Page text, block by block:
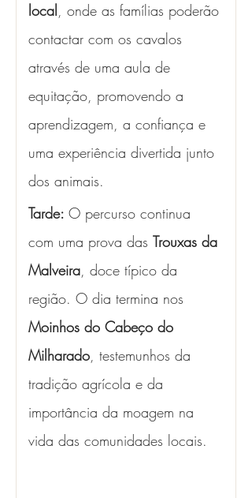
local, onde as famílias poderão
contactar com os cavalos
através de uma aula de
equitação, promovendo a
aprendizagem, a confiança e
uma experiência divertida junto
dos animais.
Tarde: O percurso continua
com uma prova das Trouxas da
Malveira, doce típico da
região. O dia termina nos
Moinhos do Cabeço do
Milharado, testemunhos da
tradição agrícola e da
importância da moagem na
vida das comunidades locais.